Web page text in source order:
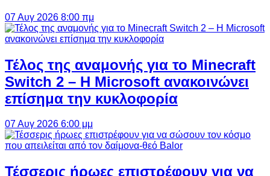
07 Αυγ 2026 8:00 πμ
Τέλος της αναμονής για το Minecraft
Switch 2 – Η Microsoft ανακοινώνει
επίσημα την κυκλοφορία
07 Αυγ 2026 6:00 μμ
Τέσσερις ήρωες επιστρέφουν για να